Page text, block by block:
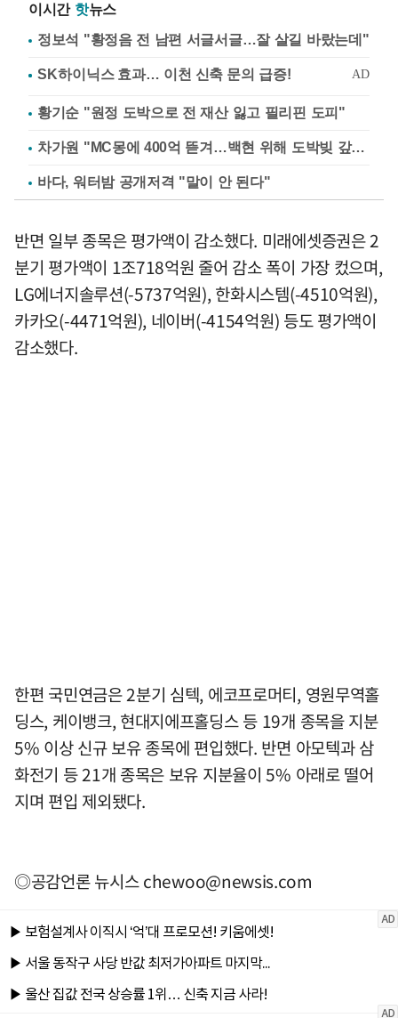
이시간 핫뉴스
정보석 "황정음 전 남편 서글서글…잘 살길 바랐는데"
황기순 "원정 도박으로 전 재산 잃고 필리핀 도피"
차가원 "MC몽에 400억 뜯겨…백현 위해 도박빚 갚아줘"
바다, 워터밤 공개저격 "말이 안 된다"
반면 일부 종목은 평가액이 감소했다. 미래에셋증권은 2
분기 평가액이 1조718억원 줄어 감소 폭이 가장 컸으며,
LG에너지솔루션(-5737억원), 한화시스템(-4510억원),
카카오(-4471억원), 네이버(-4154억원) 등도 평가액이
감소했다.
한편 국민연금은 2분기 심텍, 에코프로머티, 영원무역홀
딩스, 케이뱅크, 현대지에프홀딩스 등 19개 종목을 지분
5% 이상 신규 보유 종목에 편입했다. 반면 아모텍과 삼
화전기 등 21개 종목은 보유 지분율이 5% 아래로 떨어
지며 편입 제외됐다.
◎공감언론 뉴시스chewoo@newsis.com